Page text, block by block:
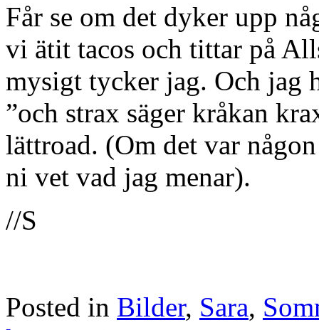
Får se om det dyker upp
vi ätit tacos och tittar på
mysigt tycker jag. Och jag
”och strax säger kråkan
lättroad. (Om det var
ni vet vad jag menar).
//S
Posted in Bilder, Sara,